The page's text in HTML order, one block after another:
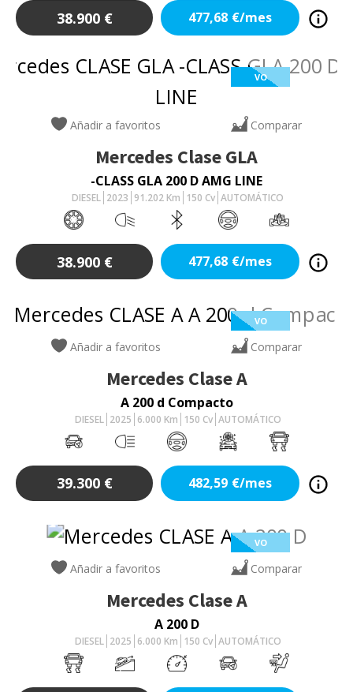
38.900 € 477,68 €/mes
VO
Añadir a favoritos Comparar
Mercedes Clase GLA
-CLASS GLA 200 D AMG LINE
DIESEL 2023 91.202 Km 150 Cv AUTOMÁTICO
38.900 € 477,68 €/mes
VO
Añadir a favoritos Comparar
Mercedes Clase A
A 200 d Compacto
DIESEL 2025 6.000 Km 150 Cv AUTOMÁTICO
39.300 € 482,59 €/mes
VO
Añadir a favoritos Comparar
Mercedes Clase A
A 200 D
DIESEL 2025 6.000 Km 150 Cv AUTOMÁTICO